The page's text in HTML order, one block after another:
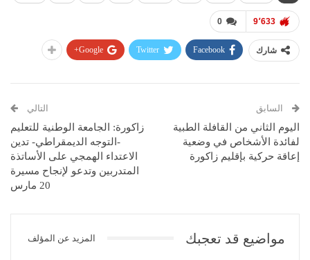
0 9٬633
شارك Facebook
Twitter
Google+
السابق
اليوم الثاني من القافلة الطبية
لفائدة الأشخاص في وضعية
إعاقة حركية بإقليم زاكورة
التالي
زاكورة: الجامعة الوطنية للتعليم
-التوجه الديمقراطي- تدين
الاعتداء الهمجي على الأساتذة
المتدربين وتدعو لإنجاح مسيرة
20 مارس
مواضيع قد تعجبك المزيد عن المؤلف